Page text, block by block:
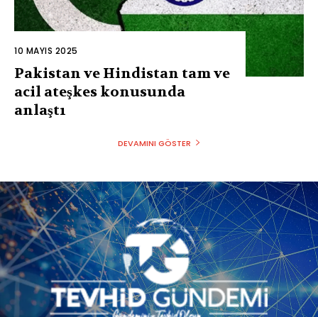
10 MAYIS 2025
Pakistan ve Hindistan tam ve
acil ateşkes konusunda
anlaştı
DEVAMINI GÖSTER